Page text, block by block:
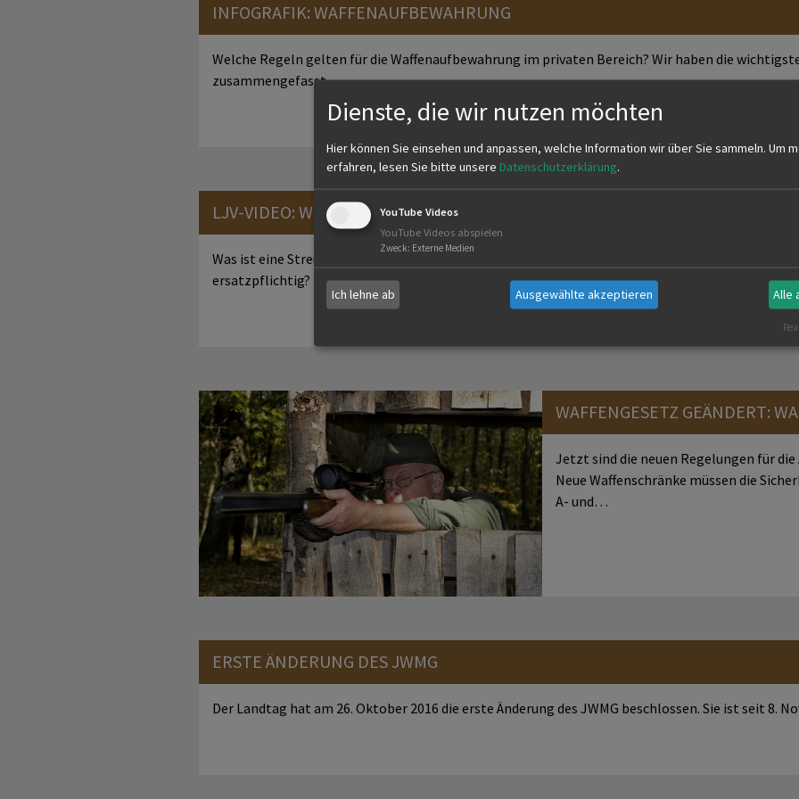
INFOGRAFIK: WAFFENAUFBEWAHRUNG
Welche Regeln gelten für die Waffenaufbewahrung im privaten Bereich? Wir haben die
zusammengefasst.
LJV-VIDEO: WILDSCHÄDEN AN STREUOBSTWIESEN
Was ist eine Streuobstwiese? Welche Wildschäden können dort entstehen? Und wann sind
ersatzpflichtig? - Das…
WAFFENGESETZ GEÄNDERT:
Jetzt sind die neuen Regelungen für
Neue Waffenschränke müssen die
A- und…
ERSTE ÄNDERUNG DES JWMG
Der Landtag hat am 26. Oktober 2016 die erste Änderung des JWMG beschlossen. Sie ist seit 8.
Dienste, die wir nutzen möchten
Hier können Sie einsehen und anpassen, welche Information wir über Sie sammeln. Um
erfahren, lesen Sie bitte unsere Datenschutzerklärung.
YouTube Videos
YouTube Videos abspielen
Zweck: Externe Medien
Ich lehne ab Ausgewählte akzeptieren Alle